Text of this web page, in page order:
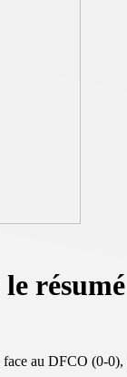
au DFCO (0-